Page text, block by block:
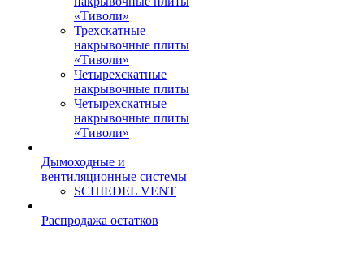
«Тиволи»
Трехскатные
накрывочные плиты
«Тиволи»
Четырехскатные
накрывочные плиты
Четырехскатные
накрывочные плиты
«Тиволи»
Дымоходные и
вентиляционные системы
SCHIEDEL VENT
Распродажа остатков